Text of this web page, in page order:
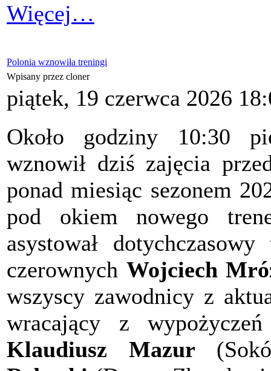
Więcej…
Polonia wznowiła treningi
Wpisany przez cloner
piątek, 19 czerwca 2026
Około godziny 10:30
wznowił dziś zajęcia
ponad miesiąc sezonem
pod okiem nowego
asystował
czerownych Wojciech
wszyscy zawodnicy z
wracający z
Klaudiusz Mazur